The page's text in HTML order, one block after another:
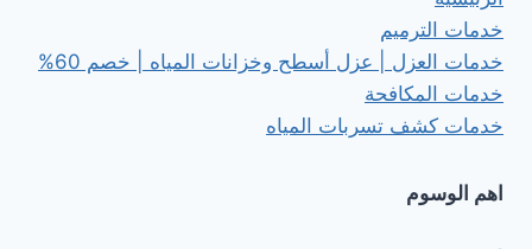
خدمات الترميم
خدمات العزل | عزل أسطح وخزانات المياه | خصم 60%
خدمات المكافحة
خدمات كشف تسربات المياه
اهم الوسوم